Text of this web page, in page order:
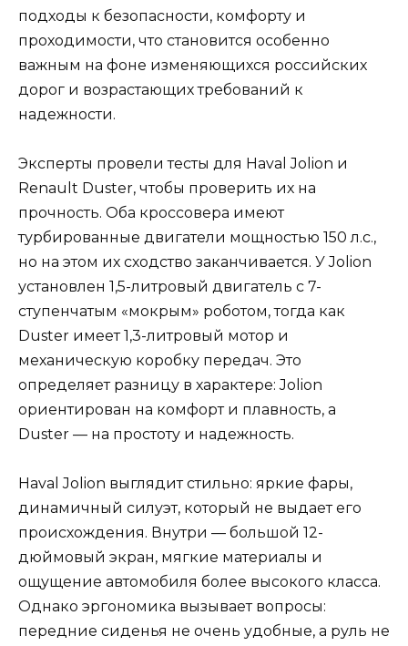
подходы к безопасности, комфорту и
проходимости, что становится особенно
важным на фоне изменяющихся российских
дорог и возрастающих требований к
надежности.
Эксперты провели тесты для Haval Jolion и
Renault Duster, чтобы проверить их на
прочность. Оба кроссовера имеют
турбированные двигатели мощностью 150 л.с.,
но на этом их сходство заканчивается. У Jolion
установлен 1,5-литровый двигатель с 7-
ступенчатым «мокрым» роботом, тогда как
Duster имеет 1,3-литровый мотор и
механическую коробку передач. Это
определяет разницу в характере: Jolion
ориентирован на комфорт и плавность, а
Duster — на простоту и надежность.
Haval Jolion выглядит стильно: яркие фары,
динамичный силуэт, который не выдает его
происхождения. Внутри — большой 12-
дюймовый экран, мягкие материалы и
ощущение автомобиля более высокого класса.
Однако эргономика вызывает вопросы:
передние сиденья не очень удобные, а руль не